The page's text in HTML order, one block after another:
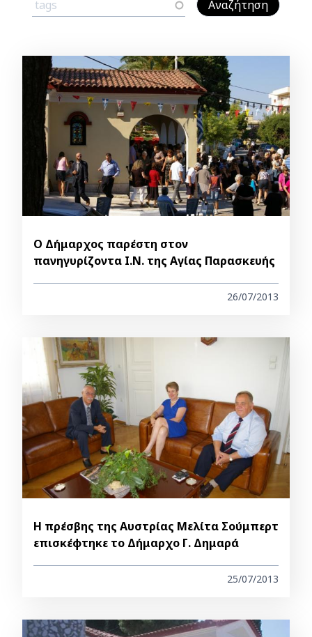
Ο Δήμαρχος παρέστη στον
πανηγυρίζοντα Ι.Ν. της Αγίας Παρασκευής
26/07/2013
Η πρέσβης της Αυστρίας Μελίτα Σούμπερτ
επισκέφτηκε το Δήμαρχο Γ. Δημαρά
25/07/2013